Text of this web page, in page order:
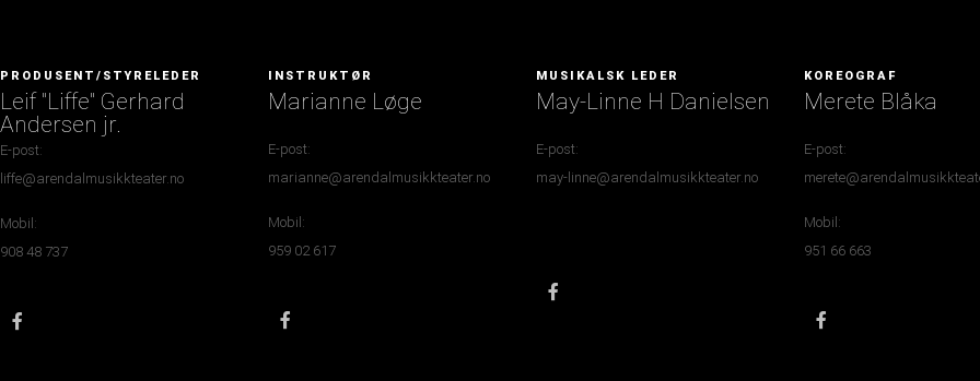
PRODUSENT/STYRELEDER
Leif "Liffe" Gerhard
Andersen jr.
E-post:
liffe@arendalmusikkteater.no
Mobil:
908 48 737
INSTRUKTØR
Marianne Løge
E-post:
marianne@arendalmusikkteater.no
Mobil:
959 02 617
MUSIKALSK LEDER
May-Linne H Danielsen
E-post:
may-linne@arendalmusikkteater.no
KOREOGRAF
Merete Blåka
E-post:
Mobil:
951 66 663